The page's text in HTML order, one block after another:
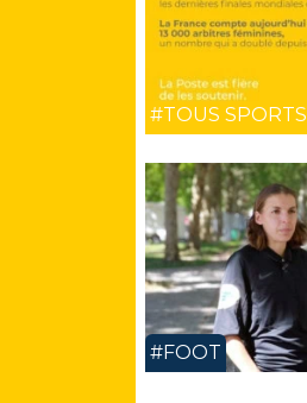
#TOUS SPORTS
#FOOT